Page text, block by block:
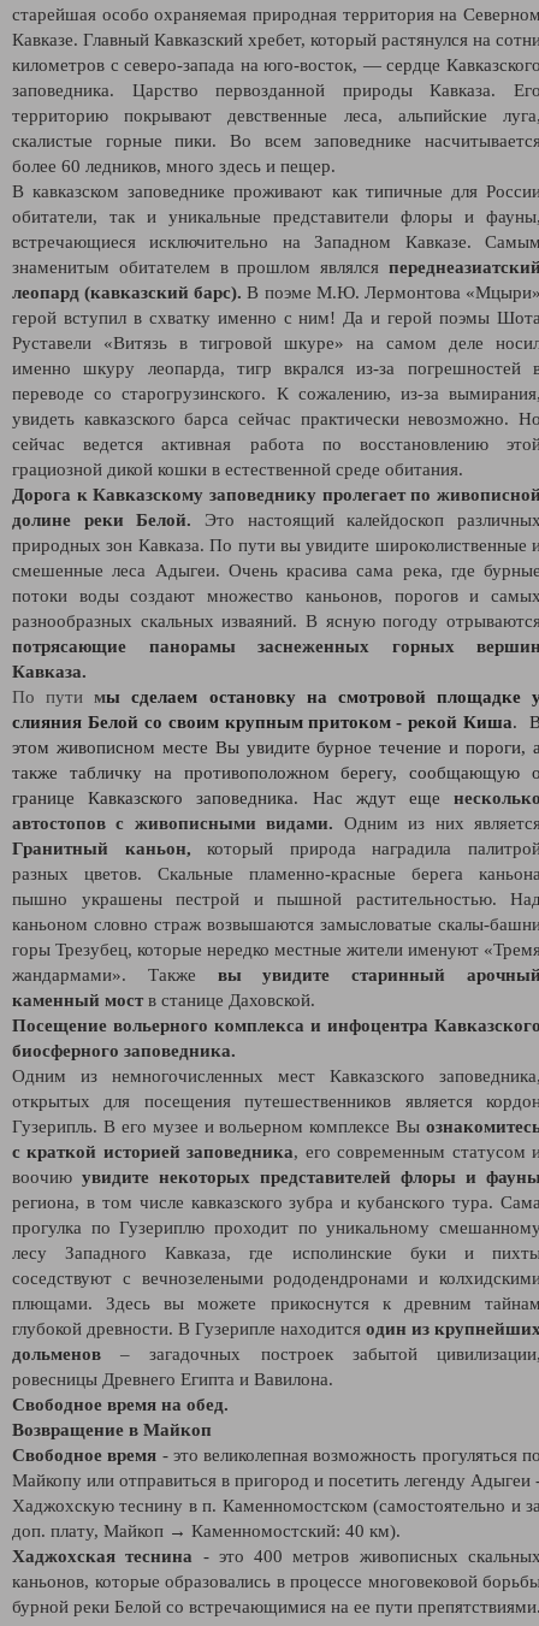
старейшая особо охраняемая природная территория на
Кавказе. Главный Кавказский хребет, который растянулся на
километров с северо-запада на юго-восток, — сердце
заповедника. Царство первозданной природы Кавказа.
территорию покрывают девственные леса, альпийские
скалистые горные пики. Во всем заповеднике
более 60 ледников, много здесь и пещер.
В кавказском заповеднике проживают как типичные для
обитатели, так и уникальные представители флоры и
встречающиеся исключительно на Западном Кавказе.
знаменитым обитателем в прошлом являлся
леопард (кавказский барс). В поэме М.Ю. Лермонтова
герой вступил в схватку именно с ним! Да и герой поэмы
Руставели «Витязь в тигровой шкуре» на самом деле
именно шкуру леопарда, тигр вкрался из-за погрешностей
переводе со старогрузинского. К сожалению, из-за
увидеть кавказского барса сейчас практически невозможно.
сейчас ведется активная работа по восстановлению
грациозной дикой кошки в естественной среде обитания.
Дорога к Кавказскому заповеднику пролегает по
долине реки Белой. Это настоящий калейдоскоп
природных зон Кавказа. По пути вы увидите широколиственные
смешенные леса Адыгеи. Очень красива сама река, где
потоки воды создают множество каньонов, порогов и
разнообразных скальных изваяний. В ясную погоду
потрясающие панорамы заснеженных горных
Кавказа.
По путимы сделаем остановку на смотровой площадке
слияния Белой со своим крупным притоком - рекой Киша.
этом живописном месте Вы увидите бурное течение и пороги,
также табличку на противоположном берегу, сообщающую
границе Кавказского заповедника. Нас ждут еще
автостопов с живописными видами. Одним из них
Гранитный каньон, который природа наградила
разных цветов. Скальные пламенно-красные берега
пышно украшены пестрой и пышной растительностью.
каньоном словно страж возвышаются замысловатые скалы-
горы Трезубец, которые нередко местные жители именуют
жандармами». Также вы увидите старинный
каменный моств станице Даховской.
Посещение вольерного комплекса и инфоцентра
биосферного заповедника.
Одним из немногочисленных мест Кавказского
открытых для посещения путешественников является
Гузерипль. В его музее и вольерном комплексе Вы
с краткой историей заповедника, его современным статусом
воочию увидите некоторых представителей флоры и
региона, в том числе кавказского зубра и кубанского тура.
прогулка по Гузериплю проходит по уникальному
лесу Западного Кавказа, где исполинские буки и
соседствуют с вечнозелеными рододендронами и
плющами. Здесь вы можете прикоснутся к древним
глубокой древности. В Гузерипле находится один из
дольменов – загадочных построек забытой
ровесницы Древнего Египта и Вавилона.
Свободное время на обед.
Возвращение в Майкоп
Свободное время - это великолепная возможность прогуляться
Майкопу или отправиться в пригород и посетить легенду Адыгеи
Хаджохскую теснину в п. Каменномостском (самостоятельно и
доп. плату, Майкоп → Каменномостский: 40 км).
Хаджохская теснина - это 400 метров живописных
каньонов, которые образовались в процессе многовековой
бурной реки Белой со встречающимися на ее пути